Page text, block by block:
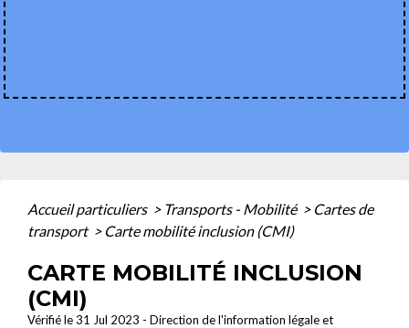
Accueil particuliers > Transports - Mobilité > Cartes de
transport > Carte mobilité inclusion (CMI)
CARTE MOBILITÉ INCLUSION
(CMI)
Vérifié le 31 Jul 2023 - Direction de l'information légale et